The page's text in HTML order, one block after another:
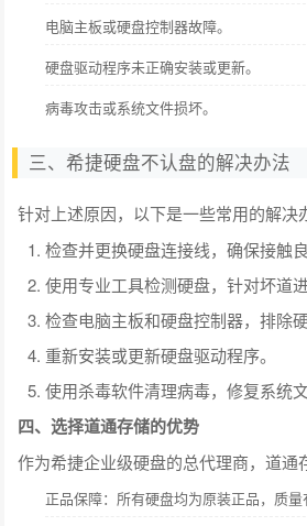
电脑主板或硬盘控制器故障。
硬盘驱动程序未正确安装或更新。
病毒攻击或系统文件损坏。
三、希捷硬盘不认盘的解决办法
针对上述原因，以下是一些常用的解决
检查并更换硬盘连接线，确保接触良
使用专业工具检测硬盘，针对坏道
检查电脑主板和硬盘控制器，排除硬
重新安装或更新硬盘驱动程序。
使用杀毒软件清理病毒，修复系统文
四、选择道通存储的优势
作为希捷企业级硬盘的总代理商，道通
正品保障：所有硬盘均为原装正品，质量